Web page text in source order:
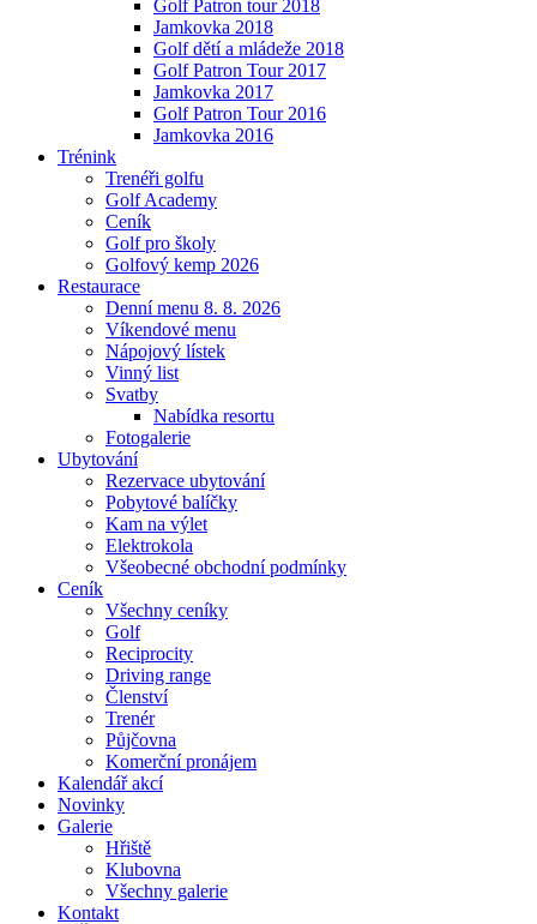
Golf Patron tour 2018
Jamkovka 2018
Golf dětí a mládeže 2018
Golf Patron Tour 2017
Jamkovka 2017
Golf Patron Tour 2016
Jamkovka 2016
Trénink
Trenéři golfu
Golf Academy
Ceník
Golf pro školy
Golfový kemp 2026
Restaurace
Denní menu 8. 8. 2026
Víkendové menu
Nápojový lístek
Vinný list
Svatby
Nabídka resortu
Fotogalerie
Ubytování
Rezervace ubytování
Pobytové balíčky
Kam na výlet
Elektrokola
Všeobecné obchodní podmínky
Ceník
Všechny ceníky
Golf
Reciprocity
Driving range
Členství
Trenér
Půjčovna
Komerční pronájem
Kalendář akcí
Novinky
Galerie
Hřiště
Klubovna
Všechny galerie
Kontakt